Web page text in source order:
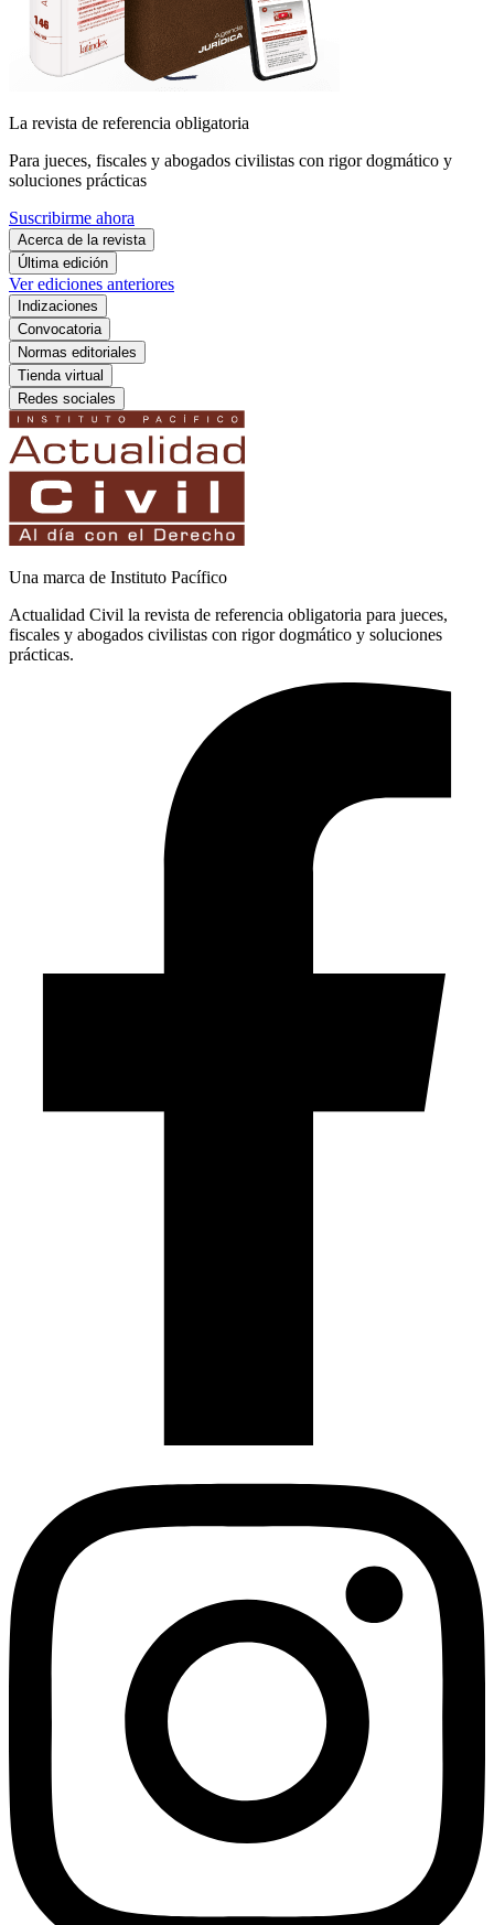
La revista de referencia obligatoria
Para jueces, fiscales y abogados civilistas con rigor dogmático y
soluciones prácticas
Suscribirme ahora
Acerca de la revista
Última edición
Ver ediciones anteriores
Indizaciones
Convocatoria
Normas editoriales
Tienda virtual
Redes sociales
Una marca de Instituto Pacífico
Actualidad Civil la revista de referencia obligatoria para jueces,
fiscales y abogados civilistas con rigor dogmático y soluciones
prácticas.